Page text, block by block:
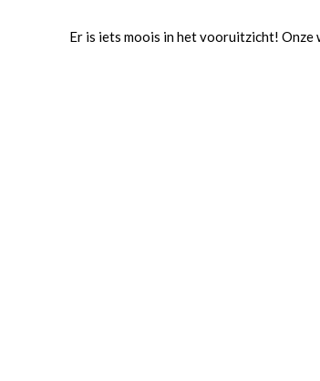
Er is iets moois in het vooruitzicht! Onze